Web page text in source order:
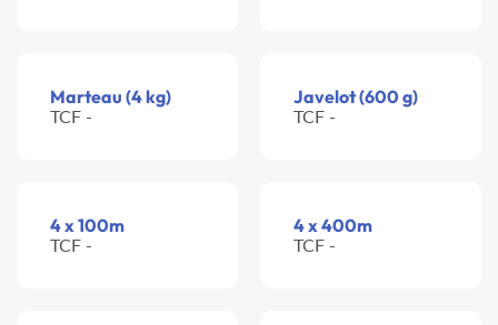
Marteau (4 kg)
TCF -
Javelot (600 g)
TCF -
4 x 100m
TCF -
4 x 400m
TCF -